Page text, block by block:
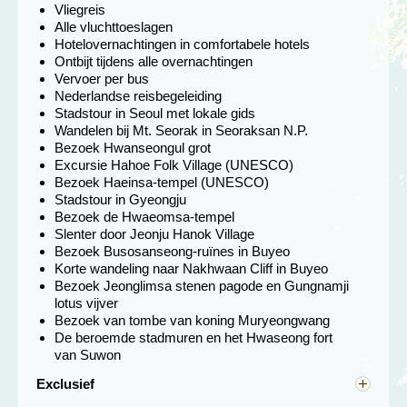
In Seoul is de optionele excursie naar een Nanta-show
mogelijk. Deze hilarische non-verbale theatershow is
typisch Koreaans en een echte aanrader.
Seoraksan, prachtige valleien,
kristalheldere beekjes en weelderige
bossen
Dag 4 Seoul - Sokcho
Dag 5 Sokcho, excursie Seoraksan nationaal park
Vliegreis
Alle vluchttoeslagen
Hotelovernachtingen in comfortabele hotels
Ontbijt tijdens alle overnachtingen
Vervoer per bus
Nederlandse reisbegeleiding
Stadstour in Seoul met lokale gids
Wandelen bij Mt. Seorak in Seoraksan N.P.
Bezoek Hwanseongul grot
Excursie Hahoe Folk Village (UNESCO)
Bezoek Haeinsa-tempel (UNESCO)
Stadstour in Gyeongju
Bezoek de Hwaeomsa-tempel
Slenter door Jeonju Hanok Village
Bezoek Busosanseong-ruïnes in Buyeo
Korte wandeling naar Nakhwaan Cliff in Buyeo
Bezoek Jeonglimsa stenen pagode en Gungnamji
lotus vijver
Bezoek van tombe van koning Muryeongwang
De beroemde stadmuren en het Hwaseong fort
van Suwon
Exclusief